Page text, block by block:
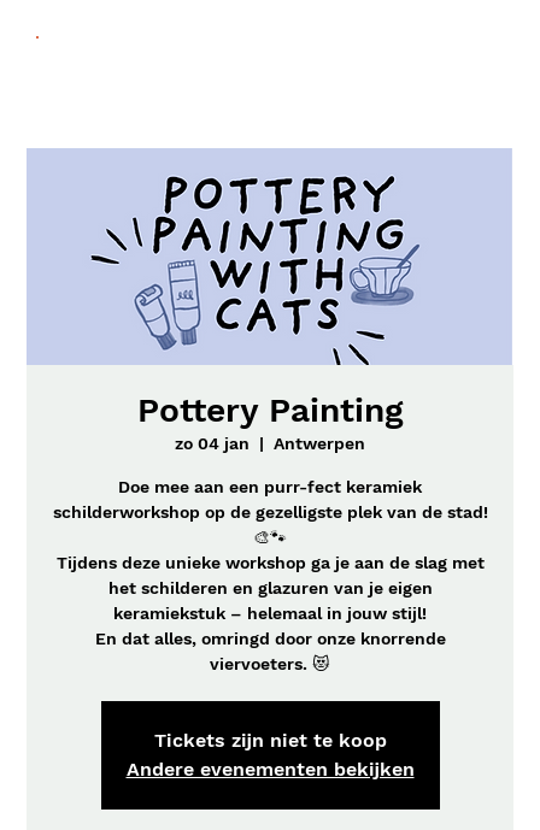
Pottery Painting
zo 04 jan
  |
Antwerpen
Doe mee aan een purr-fect keramiek
schilderworkshop op de gezelligste plek van de stad!
🎨🐾
Tijdens deze unieke workshop ga je aan de slag met
het schilderen en glazuren van je eigen
keramiekstuk – helemaal in jouw stijl!
En dat alles, omringd door onze knorrende
viervoeters. 😻
Tickets zijn niet te koop
Andere evenementen bekijken